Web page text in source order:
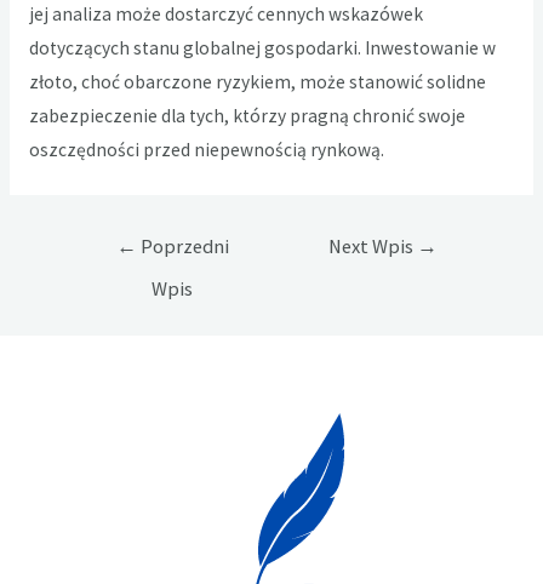
jej analiza może dostarczyć cennych wskazówek
dotyczących stanu globalnej gospodarki. Inwestowanie w
złoto, choć obarczone ryzykiem, może stanowić solidne
zabezpieczenie dla tych, którzy pragną chronić swoje
oszczędności przed niepewnością rynkową.
Nawigacja
← Poprzedni
Wpis
Next Wpis →